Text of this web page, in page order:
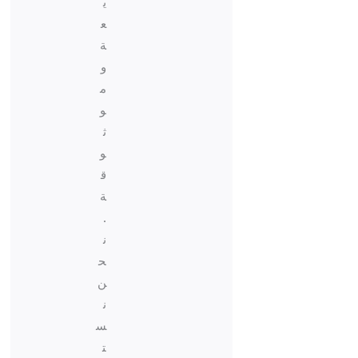
ع
ة
و
م
و
ث
و
ق
ة
.
ن
ح
ن
ن
س
ت